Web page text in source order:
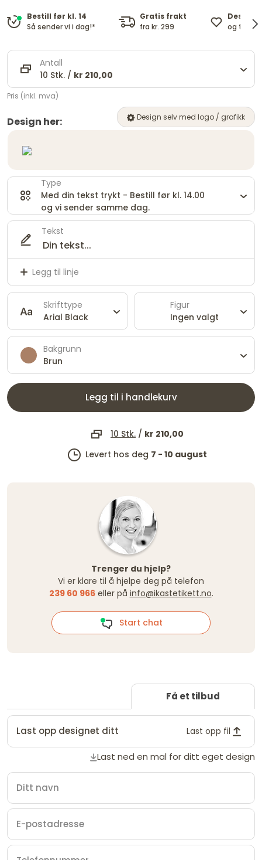
Bestill før kl. 14
Så sender vi i dag!*
Gratis frakt
fra kr. 299
Design
og tekst
Antall
10 Stk. / kr 210,00
Pris (inkl. mva)
Design her: Design selv med logo / grafikk
Type
Med din tekst trykt - Bestill før kl. 14.00
og vi sender samme dag.
Tekst
Legg til linje
Skrifttype
Arial Black
Figur
Ingen valgt
Bakgrunn
Brun
Legg til i handlekurv
10 Stk. / kr 210,00
Levert hos deg 7 - 10 august
Trenger du hjelp?
Vi er klare til å hjelpe deg på telefon
239 60 966 eller på info@ikastetikett.no.
Start chat
Få et tilbud
Last opp designet ditt Last opp fil
Last ned en mal for ditt eget design